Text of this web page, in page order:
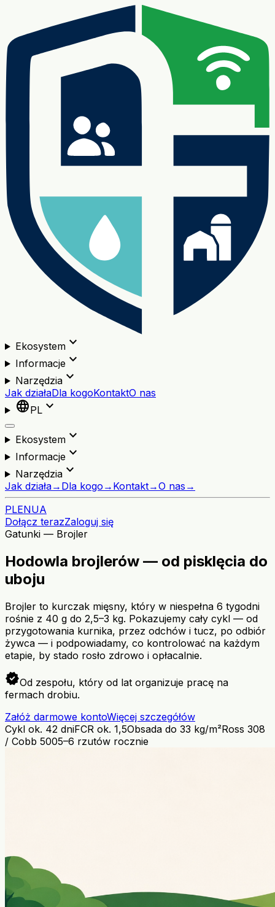
Ekosystemexpand_more
Informacjeexpand_more
Narzędziaexpand_more
Jak działaDla kogoKontaktO nas
languagePL expand_more
Ekosystemexpand_more
Informacjeexpand_more
Narzędziaexpand_more
Jak działa→ Dla kogo → Kontakt→O nas →
PLENUA
Dołącz terazZaloguj się
Gatunki — Brojler
Hodowla brojlerów — od pisklęcia do
uboju
Brojler to kurczak mięsny, który w niespełna 6 tygodni
rośnie z 40 g do 2,5–3 kg. Pokazujemy cały cykl — od
przygotowania kurnika, przez odchów i tucz, po odbiór
żywca — i podpowiadamy, co kontrolować na każdym
etapie, by stado rosło zdrowo i opłacalnie.
verifiedOd zespołu, który od lat organizuje pracę na
fermach drobiu.
Załóż darmowe kontoWięcej szczegółów
Cykl ok. 42 dniFCR ok. 1,5Obsada do 33 kg/m²Ross 308
/ Cobb 5005–6 rzutów rocznie